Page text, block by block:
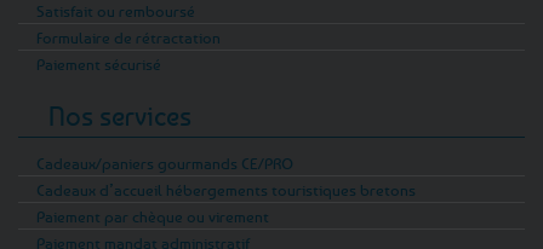
Satisfait ou remboursé
Formulaire de rétractation
Paiement sécurisé
Nos services
Cadeaux/paniers gourmands CE/PRO
Cadeaux d’accueil hébergements touristiques bretons
Paiement par chèque ou virement
Paiement mandat administratif